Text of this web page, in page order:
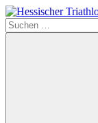
Zum
Inhalt
springen
Hessischer
Suchen
nach: